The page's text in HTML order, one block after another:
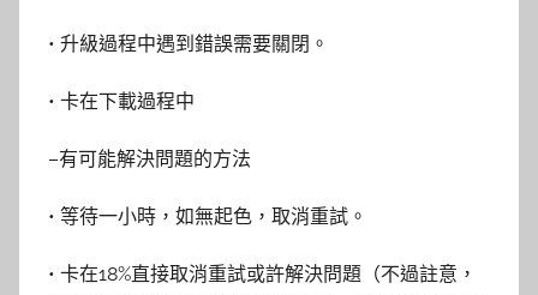
• 升級過程中遇到錯誤需要關閉。
• 卡在下載過程中
–有可能解決問題的方法
• 等待一小時，如無起色，取消重試。
• 卡在18%直接取消重試或許解決問題（不過註意，